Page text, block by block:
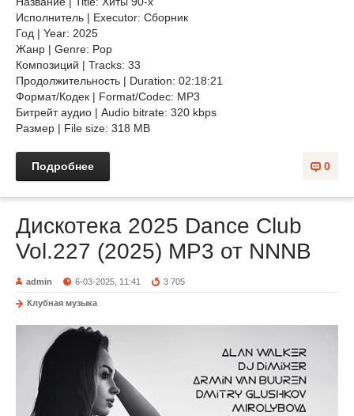
Исполнитель | Executor: Сборник
Год | Year: 2025
Жанр | Genre: Pop
Композиций | Tracks: 33
Продолжительность | Duration: 02:18:21
Формат/Кодек | Format/Codec: MP3
Битрейт аудио | Audio bitrate: 320 kbps
Размер | File size: 318 MB
0
Подробнее
Дискотека 2025 Dance Club
Vol.227 (2025) MP3 от NNNB
admin 6-03-2025, 11:41 3 705
Клубная музыка